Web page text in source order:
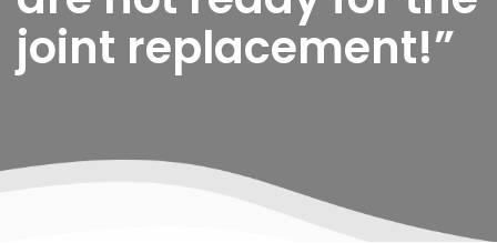
joint replacement!”